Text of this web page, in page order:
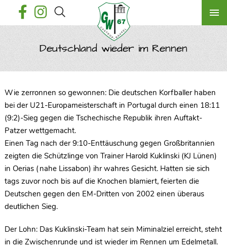
Deutschland wieder im Rennen
Wie zerronnen so gewonnen: Die deutschen Korfballer haben
bei der U21-Europameisterschaft in Portugal durch einen 18:11
(9:2)-Sieg gegen die Tschechische Republik ihren Auftakt-
Patzer wettgemacht.
Einen Tag nach der 9:10-Enttäuschung gegen Großbritannien
zeigten die Schützlinge von Trainer Harold Kuklinski (KJ Lünen)
in Oerias (nahe Lissabon) ihr wahres Gesicht. Hatten sie sich
tags zuvor noch bis auf die Knochen blamiert, feierten die
Deutschen gegen den EM-Dritten von 2002 einen überaus
deutlichen Sieg.
Der Lohn: Das Kuklinski-Team hat sein Miminalziel erreicht, steht
in die Zwischenrunde und ist wieder im Rennen um Edelmetall.